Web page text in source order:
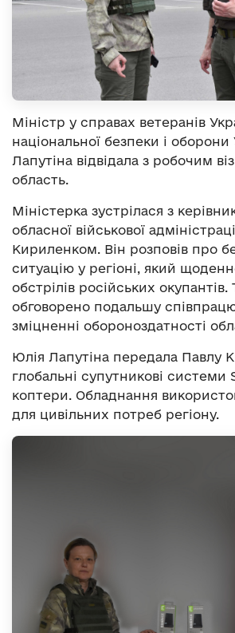
Міністр у справах ветеранів
національної безпеки і оборони
Лапутіна відвідала з робочим
область.
Міністерка зустрілася з
обласної військової
Кириленком. Він розповів про
ситуацію у регіоні, який
обстрілів російських
обговорено подальшу
зміцненні обороноздатності
Юлія Лапутіна передала Павлу
глобальні супутникові системи
коптери. Обладнання
для цивільних потреб регіону.